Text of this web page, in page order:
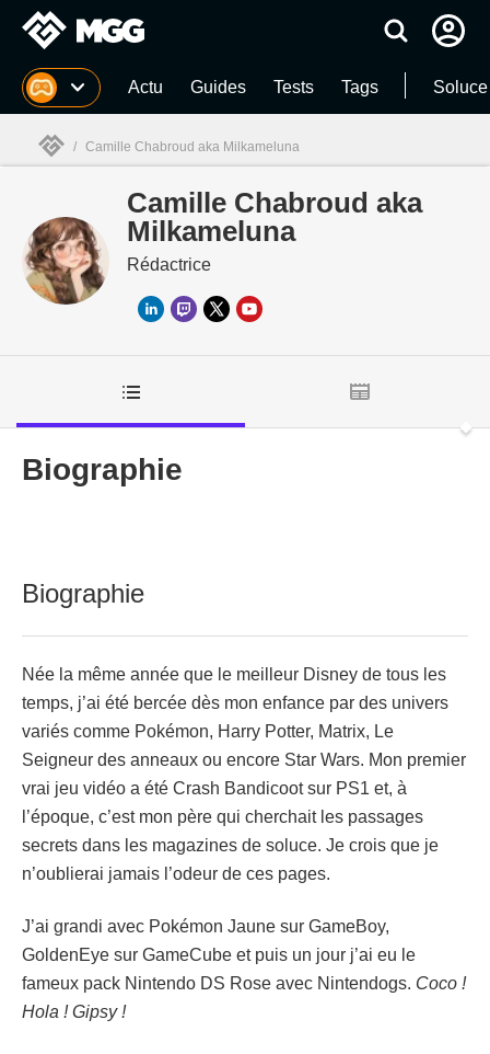
MGG Actu Guides Tests Tags
/ Camille Chabroud aka Milkameluna
Camille Chabroud aka
Milkameluna
Rédactrice
Biographie
Biographie
Née la même année que le meilleur Disney de tous les
temps, j’ai été bercée dès mon enfance par des univers
variés comme Pokémon, Harry Potter, Matrix, Le
Seigneur des anneaux ou encore Star Wars. Mon premier
vrai jeu vidéo a été Crash Bandicoot sur PS1 et, à
l’époque, c’est mon père qui cherchait les passages
secrets dans les magazines de soluce. Je crois que je
n’oublierai jamais l’odeur de ces pages.
J’ai grandi avec Pokémon Jaune sur GameBoy,
GoldenEye sur GameCube et puis un jour j’ai eu le
fameux pack Nintendo DS Rose avec Nintendogs. Coco !
Hola ! Gipsy !